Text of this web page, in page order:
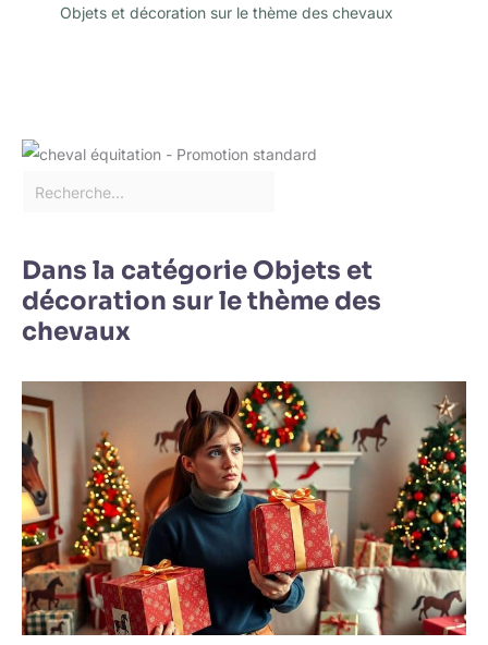
Objets et décoration sur le thème des chevaux
Dans la catégorie Objets et
décoration sur le thème des
chevaux